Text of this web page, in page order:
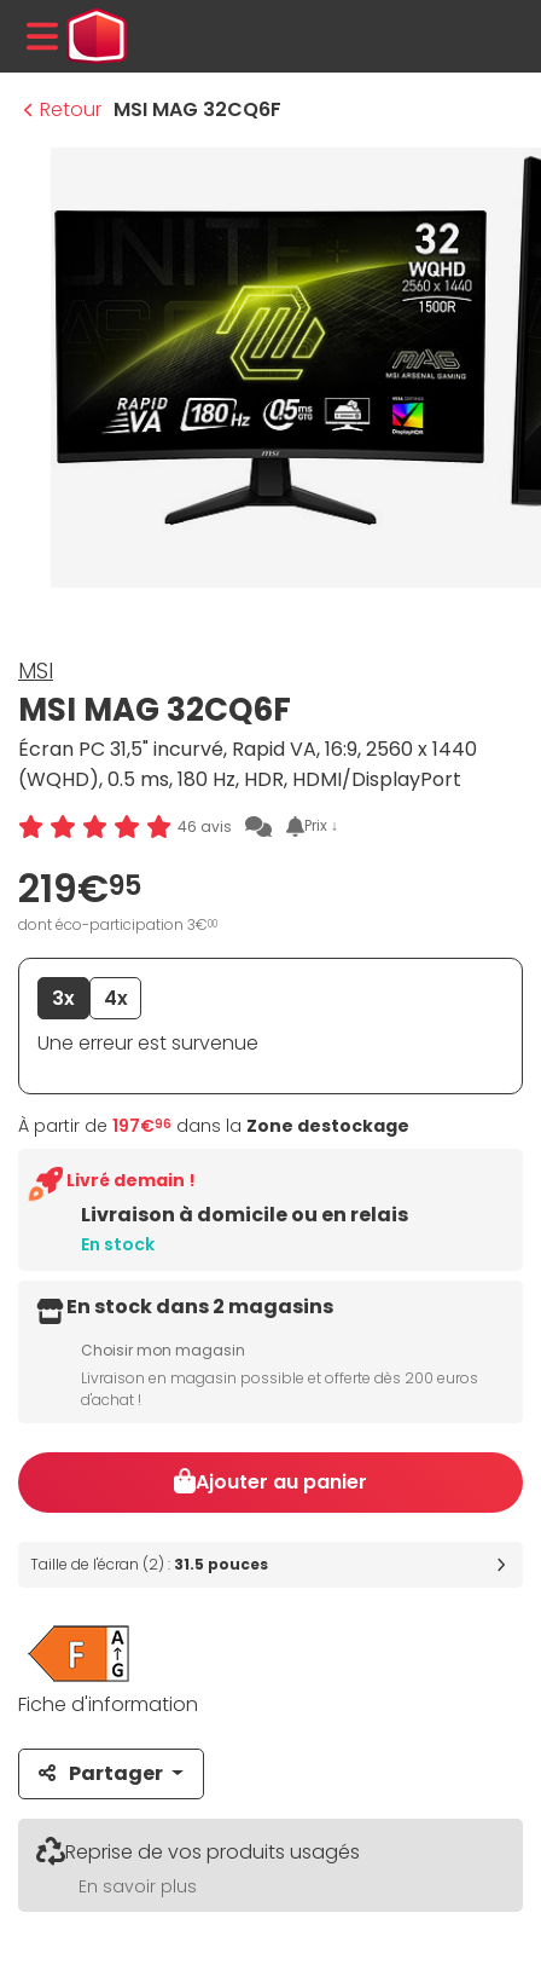
MENU
Retour MSI MAG 32CQ6F
MSI
MSI MAG 32CQ6F
Écran PC 31,5" incurvé, Rapid VA, 16:9, 2560 x 1440
(WQHD), 0.5 ms, 180 Hz, HDR, HDMI/DisplayPort
46 avis Prix ↓
219€95
dont éco-participation 3€00
3x
4x
Une erreur est survenue
À partir de 197€96 dans la Zone destockage
Livraison à domicile ou en relais
En stock
Livré demain !
En stock dans 2 magasins
Choisir mon magasin
Livraison en magasin possible et offerte dès 200 euros
d'achat !
Ajouter au panier
Taille de l'écran (2) : 31.5 pouces
Fiche d'information
Partager
Reprise de vos produits usagés
En savoir plus